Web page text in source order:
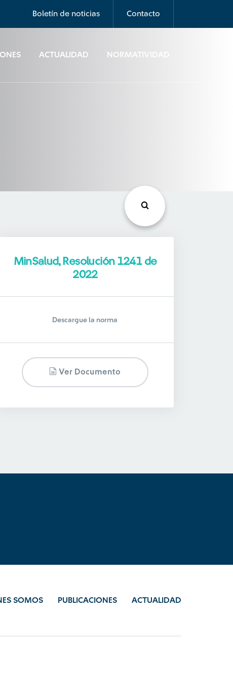
Boletín de noticias Contacto
ACTUALIDAD NORMATIVIDAD
MinSalud, Resolución 1241 de
2022
Descargue la norma
Ver Documento
SOMOS PUBLICACIONES ACTUALIDAD